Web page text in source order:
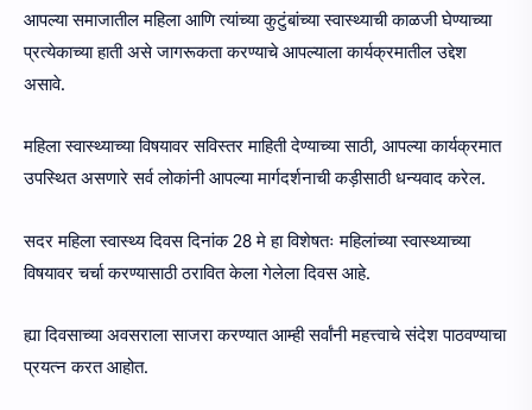
आपल्या समाजातील महिला आणि त्यांच्या कुटुंबांच्या स्वास्थ्याची काळजी घेण्याच्या
प्रत्येकाच्या हाती असे जागरूकता करण्याचे आपल्याला कार्यक्रमातील उद्देश
असावे.
महिला स्वास्थ्याच्या विषयावर सविस्तर माहिती देण्याच्या साठी, आपल्या कार्यक्रमात
उपस्थित असणारे सर्व लोकांनी आपल्या मार्गदर्शनाची कड़ीसाठी धन्यवाद करेल.
सदर महिला स्वास्थ्य दिवस दिनांक 28 मे हा विशेषतः महिलांच्या स्वास्थ्याच्या
विषयावर चर्चा करण्यासाठी ठरावित केला गेलेला दिवस आहे.
ह्या दिवसाच्या अवसराला साजरा करण्यात आम्ही सर्वांनी महत्त्वाचे संदेश पाठवण्याचा
प्रयत्न करत आहोत.